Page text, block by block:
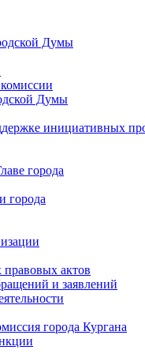
Думы
Думы
инициативных
города
города
актов
и заявлений
города Кургана